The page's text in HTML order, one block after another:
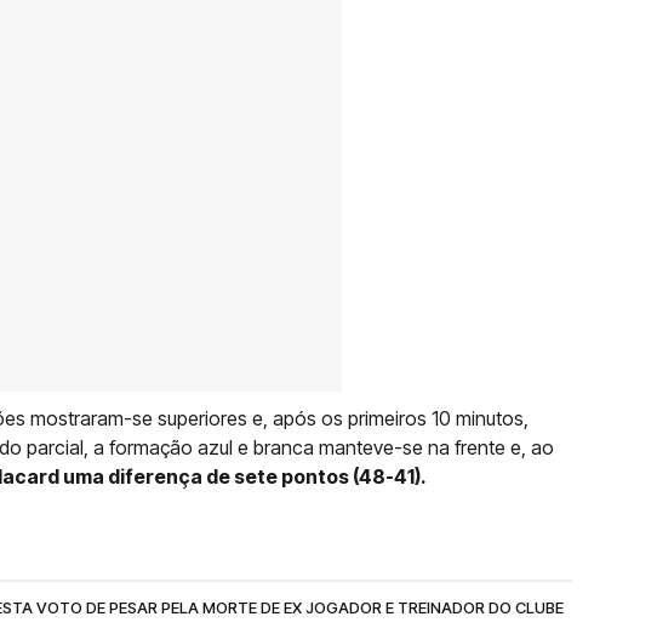
mostraram-se superiores e, após os primeiros 10 minutos,
parcial, a formação azul e branca manteve-se na frente e, ao
uma diferença de sete pontos (48-41).
VOTO DE PESAR PELA MORTE DE EX JOGADOR E TREINADOR DO CLUBE